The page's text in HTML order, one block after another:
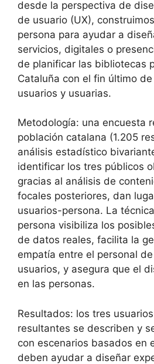
desde la perspectiva de
de usuario (UX),
persona para ayudar a
servicios, digitales o
de planificar las bibliotecas
Cataluña con el fin último
usuarios y usuarias.
Metodología: una encuesta
población catalana (1.205
análisis estadístico
identificar los tres públicos
gracias al análisis de
focales posteriores, dan
usuarios-persona. La
persona visibiliza los
de datos reales, facilita la
empatía entre el personal
usuarios, y asegura que el
en las personas.
Resultados: los tres
resultantes se describen y
con escenarios basados en
deben ayudar a diseñar